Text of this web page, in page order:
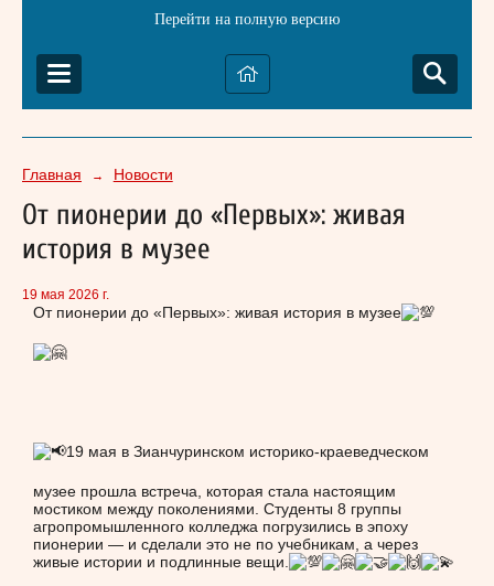
Перейти на полную версию
Главная → Новости
От пионерии до «Первых»: живая
история в музее
19 мая 2026 г.
От пионерии до «Первых»: живая история в музее
19 мая в Зианчуринском историко-краеведческом
музее прошла встреча, которая стала настоящим
мостиком между поколениями. Студенты 8 группы
агропромышленного колледжа погрузились в эпоху
пионерии — и сделали это не по учебникам, а через
живые истории и подлинные вещи.